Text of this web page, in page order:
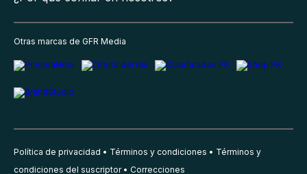
Otras marcas de GFR Media
Política de privacidad Términos y condiciones
Términos y
condiciones del suscriptor
Correcciones